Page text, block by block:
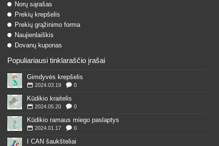
Norų sąrašas
Prekių krepšelis
Prekių grąžinimo forma
Naujienlaiškis
Dovanų kuponas
Populiariausi tinklaraščio įrašai
Gimdyvės krepšelis
2024.03.19 0
Kūdikio kraitelis
2024.05.20 0
Kūdikio ramaus miego paslaptys
2024.01.17 0
I CAN šaukšteliai